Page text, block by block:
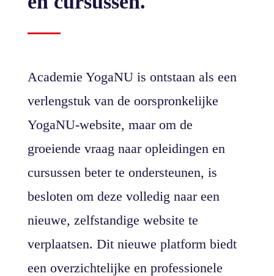
Academie YogaNU is ontstaan als een
verlengstuk van de oorspronkelijke
YogaNU-website, maar om de
groeiende vraag naar opleidingen en
cursussen beter te ondersteunen, is
besloten om deze volledig naar een
nieuwe, zelfstandige website te
verplaatsen. Dit nieuwe platform biedt
een overzichtelijke en professionele